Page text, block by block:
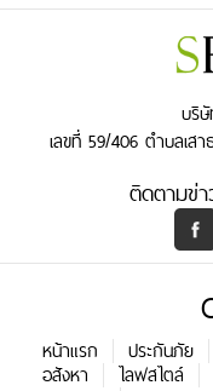
บริ
เลขที่ 59/406 ตำบลเส
ติดตามข่า
หน้าแรก ประกันภัย
อสังหา
ไลฟสไตล์